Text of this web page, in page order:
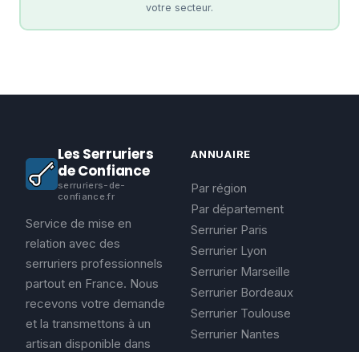
votre secteur.
Les Serruriers
de Confiance
serruriers-de-
confiance.fr
Service de mise en
relation avec des
serruriers professionnels
partout en France. Nous
recevons votre demande
et la transmettons à un
artisan disponible dans
ANNUAIRE
Par région
Par département
Serrurier Paris
Serrurier Lyon
Serrurier Marseille
Serrurier Bordeaux
Serrurier Toulouse
Serrurier Nantes